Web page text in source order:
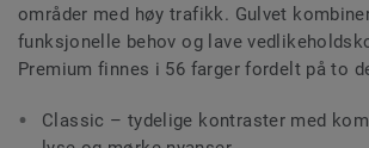
områder med høy trafikk. Gulvet
funksjonelle behov og lave
Premium finnes i 56 farger fordelt på to
Classic – tydelige kontraster med